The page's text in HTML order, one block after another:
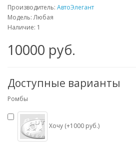
Производитель: АвтоЭлегант
Модель: Любая
Наличие: 1
10000 руб.
Доступные варианты
Ромбы
Хочу (+1000 руб.)